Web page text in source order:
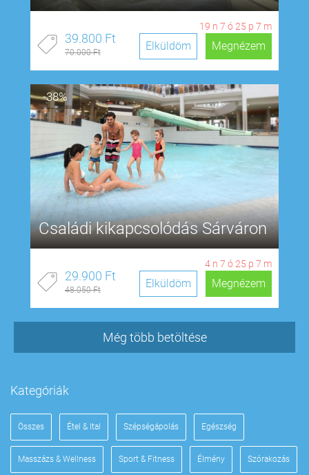
19 n 7 ó 25 p 6 m
39.800 Ft
70.000 Ft Megnézem
Elküldöm
-38%
Családi kikapcsolódás Sárváron
4 n 7 ó 25 p 6 m
29.900 Ft
48.050 Ft Megnézem
Elküldöm
Még több betöltése
Kategóriák
Összes Étel & Ital Szépségápolás Egészség
Masszázs & Wellness Sport & Fitness Élmény Szórakozás